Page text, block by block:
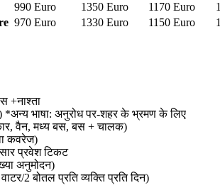
990 Euro 1350 Euro 1170 Euro
970 Euro 1330 Euro 1150 Euro
+नाश्ता
*अन्य भाषा: अनुरोध पर-शहर के भ्रमण के लिए
वैन, मध्य बस, बस + चालक)
कवरेज)
प्रवेश टिकट
अनुमोदन)
2 बोतल प्रति व्यक्ति प्रति दिन)